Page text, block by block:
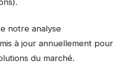
notre analyse
à jour annuellement pour
du marché.